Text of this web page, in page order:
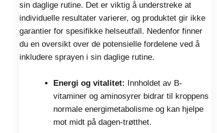
sin daglige rutine. Det er viktig å understreke at
individuelle resultater varierer, og produktet gir ikke
garantier for spesifikke helseutfall. Nedenfor finner
du en oversikt over de potensielle fordelene ved å
inkludere sprayen i sin daglige rutine.
Energi og vitalitet: Innholdet av B-
vitaminer og aminosyrer bidrar til kroppens
normale energimetabolisme og kan hjelpe
mot midt på dagen-trøtthet.